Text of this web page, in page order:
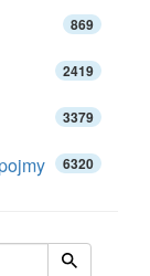
869
2419
3379
6320